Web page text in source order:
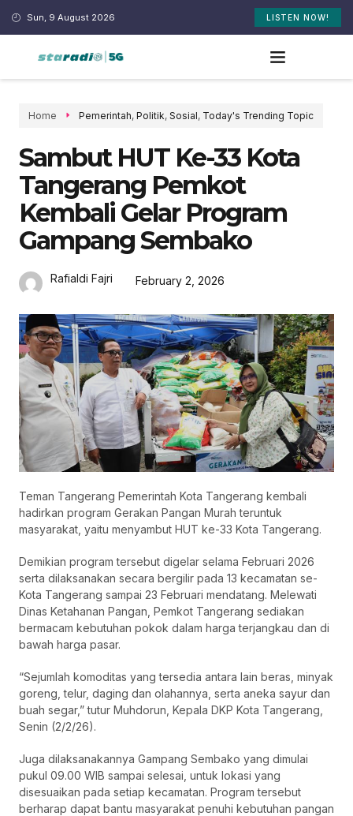
Sun, 9 August 2026 LISTEN NOW!
Home Pemerintah, Politik, Sosial, Today's Trending Topic
Sambut HUT Ke-33 Kota
Tangerang Pemkot
Kembali Gelar Program
Gampang Sembako
Rafialdi Fajri February 2, 2026
Teman Tangerang Pemerintah Kota Tangerang kembali
hadirkan program Gerakan Pangan Murah teruntuk
masyarakat, yaitu menyambut HUT ke-33 Kota Tangerang.
Demikian program tersebut digelar selama Februari 2026
serta dilaksanakan secara bergilir pada 13 kecamatan se-
Kota Tangerang sampai 23 Februari mendatang. Melewati
Dinas Ketahanan Pangan, Pemkot Tangerang sediakan
bermacam kebutuhan pokok dalam harga terjangkau dan di
bawah harga pasar.
“Sejumlah komoditas yang tersedia antara lain beras, minyak
goreng, telur, daging dan olahannya, serta aneka sayur dan
buah segar,” tutur Muhdorun, Kepala DKP Kota Tangerang,
Senin (2/2/26).
Juga dilaksanakannya Gampang Sembako yang dimulai
pukul 09.00 WIB sampai selesai, untuk lokasi yang
disesuaikan pada setiap kecamatan. Program tersebut
berharap dapat bantu masyarakat penuhi kebutuhan pangan